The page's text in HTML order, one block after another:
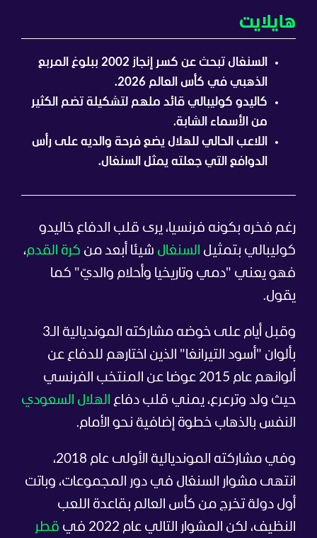
هايلايت
السنغال تبحث عن كسر إنجاز 2002 ببلوغ المربع
الذهبي في كأس العالم 2026.
كاليدو كوليبالي قائد ملهم لتشكيلة تضم الكثير
من الأسماء الشابة.
اللاعب الحالي للهلال يضع فرحة والديه على رأس
الدوافع التي جعلته يمثل السنغال.
رغم فخره بكونه فرنسيا، يرى قلب الدفاع خاليدو
كوليبالي بتمثيل السنغال شيئا أبعد من كرة القدم،
فهو يعني "دمي وتاريخيا وأحلام والديّ" كما
يقول.
وقبل أيام على خوضه مشاركته المونديالية الـ3
بألوان "أسود التيرانغا" الذين اختارهم للدفاع عن
ألوانهم عام 2015 عوضا عن المنتخب الفرنسي
حيث ولد وترعرع، يمني قلب دفاع الهلال السعودي
النفس بالذهاب خطوة إضافية نحو الأمام.
وفي مشاركته المونديالية الأولى عام 2018،
انتهى مشوار السنغال في دور المجموعات، وباتت
أول دولة تخرج من كأس العالم بقاعدة اللعب
النظيف، لكن المشوار التالي عام 2022 في
قطر